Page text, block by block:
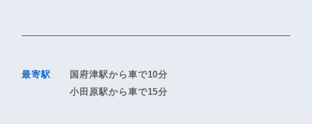
最寄駅
国府津駅から車で10分
小田原駅から車で15分